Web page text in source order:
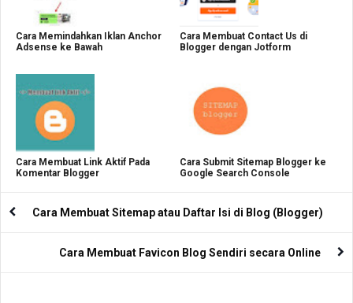
Cara Memindahkan Iklan Anchor
Adsense ke Bawah
Cara Membuat Contact Us di
Blogger dengan Jotform
Cara Membuat Link Aktif Pada
Komentar Blogger
Cara Submit Sitemap Blogger ke
Google Search Console
Cara Membuat Sitemap atau Daftar Isi di Blog (Blogger)
Cara Membuat Favicon Blog Sendiri secara Online